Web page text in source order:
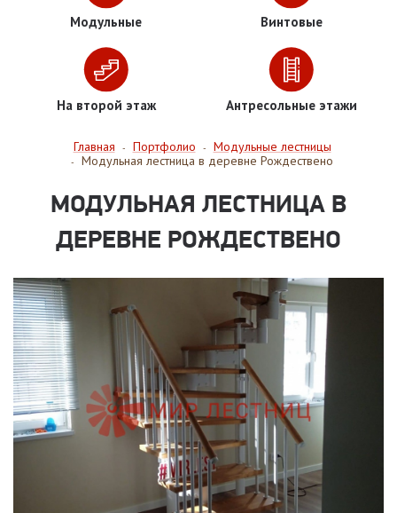
Модульные Винтовые
На второй этаж Антресольные этажи
Главная - Портфолио - Модульные лестницы
- Модульная лестница в деревне Рождествено
МОДУЛЬНАЯ ЛЕСТНИЦА В
ДЕРЕВНЕ РОЖДЕСТВЕНО